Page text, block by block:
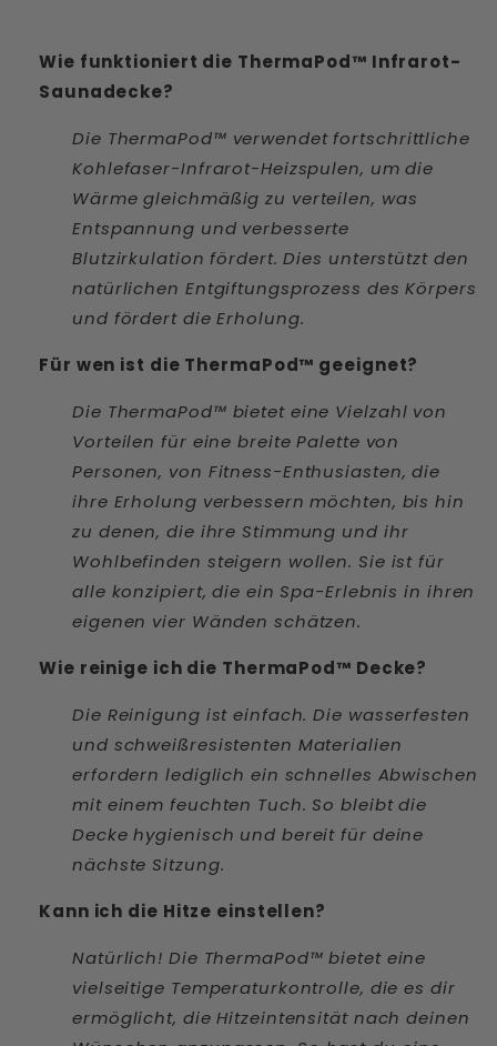
Wie funktioniert die ThermaPod™ Infrarot-
Saunadecke?
Die ThermaPod™ verwendet fortschrittliche
Kohlefaser-Infrarot-Heizspulen, um die
Wärme gleichmäßig zu verteilen, was
Entspannung und verbesserte
Blutzirkulation fördert. Dies unterstützt den
natürlichen Entgiftungsprozess des Körpers
und fördert die Erholung.
Für wen ist die ThermaPod™ geeignet?
Die ThermaPod™ bietet eine Vielzahl von
Vorteilen für eine breite Palette von
Personen, von Fitness-Enthusiasten, die
ihre Erholung verbessern möchten, bis hin
zu denen, die ihre Stimmung und ihr
Wohlbefinden steigern wollen. Sie ist für
alle konzipiert, die ein Spa-Erlebnis in ihren
eigenen vier Wänden schätzen.
Wie reinige ich die ThermaPod™ Decke?
Die Reinigung ist einfach. Die wasserfesten
und schweißresistenten Materialien
erfordern lediglich ein schnelles Abwischen
mit einem feuchten Tuch. So bleibt die
Decke hygienisch und bereit für deine
nächste Sitzung.
Kann ich die Hitze einstellen?
Natürlich! Die ThermaPod™ bietet eine
vielseitige Temperaturkontrolle, die es dir
ermöglicht, die Hitzeintensität nach deinen